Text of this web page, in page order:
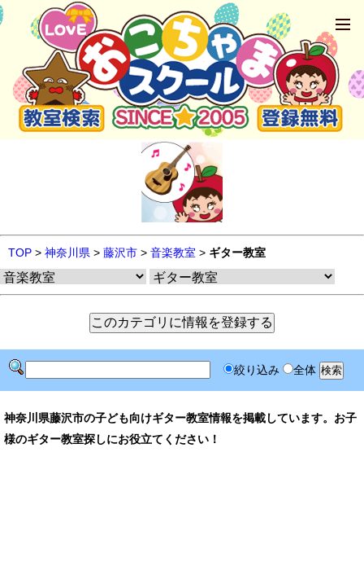
TOP > 神奈川県 > 藤沢市 > 音楽教室 > ギター教室
絞り込み 全体
神奈川県藤沢市の子ども向けギター教室情報を掲載しています。お子
様のギター教室探しにお役立てください！